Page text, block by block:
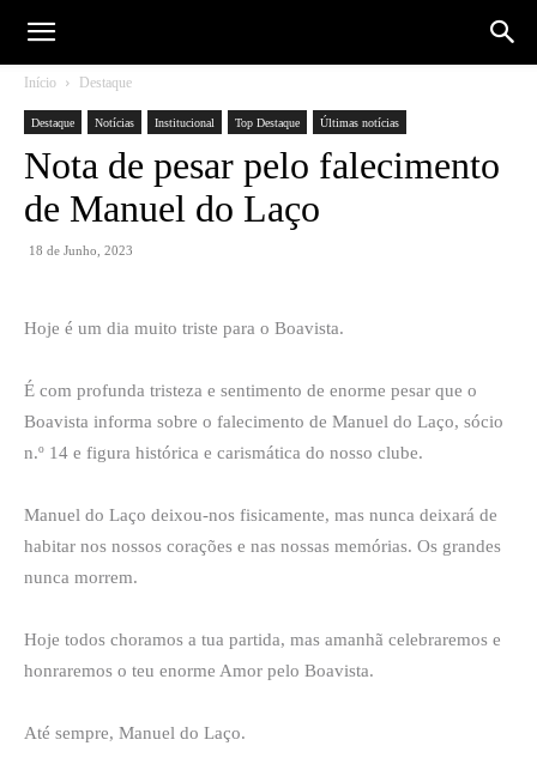
Início Destaque
Destaque Notícias Institucional Top Destaque Últimas notícias
Nota de pesar pelo falecimento
de Manuel do Laço
18 de Junho, 2023
Hoje é um dia muito triste para o Boavista.
É com profunda tristeza e sentimento de enorme pesar que o
Boavista informa sobre o falecimento de Manuel do Laço, sócio
n.º 14 e figura histórica e carismática do nosso clube.
Manuel do Laço deixou-nos fisicamente, mas nunca deixará de
habitar nos nossos corações e nas nossas memórias. Os grandes
nunca morrem.
Hoje todos choramos a tua partida, mas amanhã celebraremos e
honraremos o teu enorme Amor pelo Boavista.
Até sempre, Manuel do Laço.